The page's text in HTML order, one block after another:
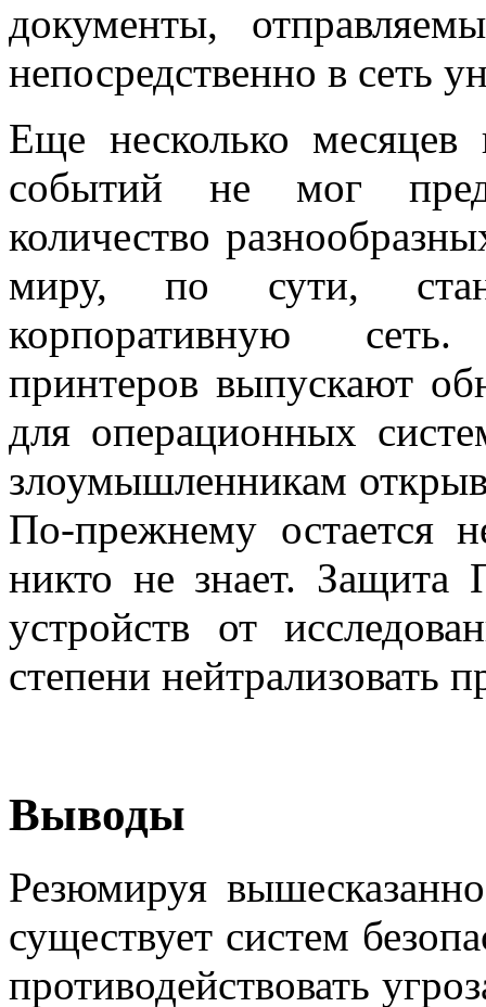
документы,
непосредственно в сеть
Еще несколько месяцев
событий не мог
количество
миру, по сути,
корпоративную
принтеров выпускают
для операционных
злоумышленникам
По-прежнему остается
никто не знает.
устройств от
степени нейтрализовать
Выводы
Резюмируя
существует систем
противодействовать